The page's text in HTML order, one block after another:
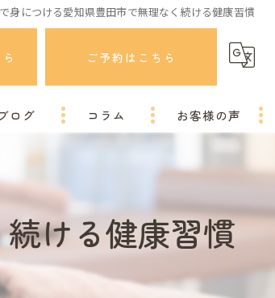
身につける愛知県豊田市で無理なく続ける健康習慣
ご予約はこちら
ログ コラム お客様の声
ける健康習慣